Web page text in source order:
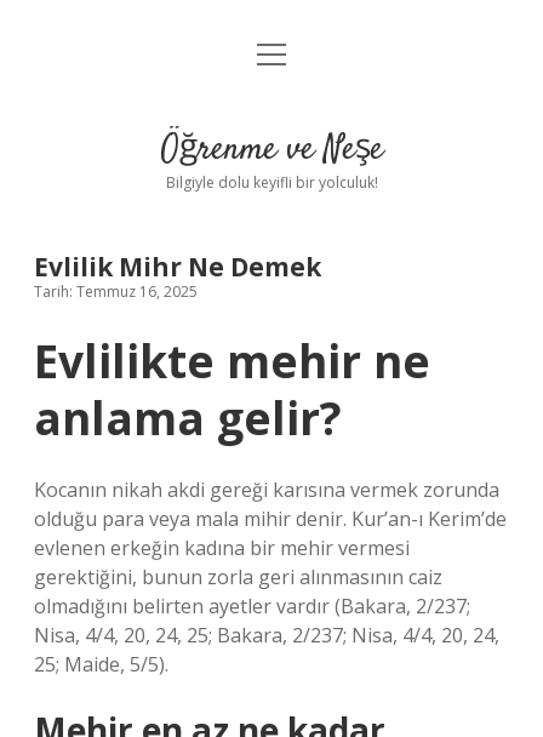
Anasayfa
Yasal Uyarı
menüyü
Öğrenme ve Neşe
Bilgiyle dolu keyifli bir yolculuk!
Evlilik Mihr Ne Demek
Tarih: Temmuz 16, 2025
Evlilikte mehir ne
anlama gelir?
Kocanın nikah akdi gereği karısına vermek zorunda
olduğu para veya mala mihir denir. Kur’an-ı Kerim’de
evlenen erkeğin kadına bir mehir vermesi
gerektiğini, bunun zorla geri alınmasının caiz
olmadığını belirten ayetler vardır (Bakara, 2/237;
Nisa, 4/4, 20, 24, 25; Bakara, 2/237; Nisa, 4/4, 20, 24,
25; Maide, 5/5).